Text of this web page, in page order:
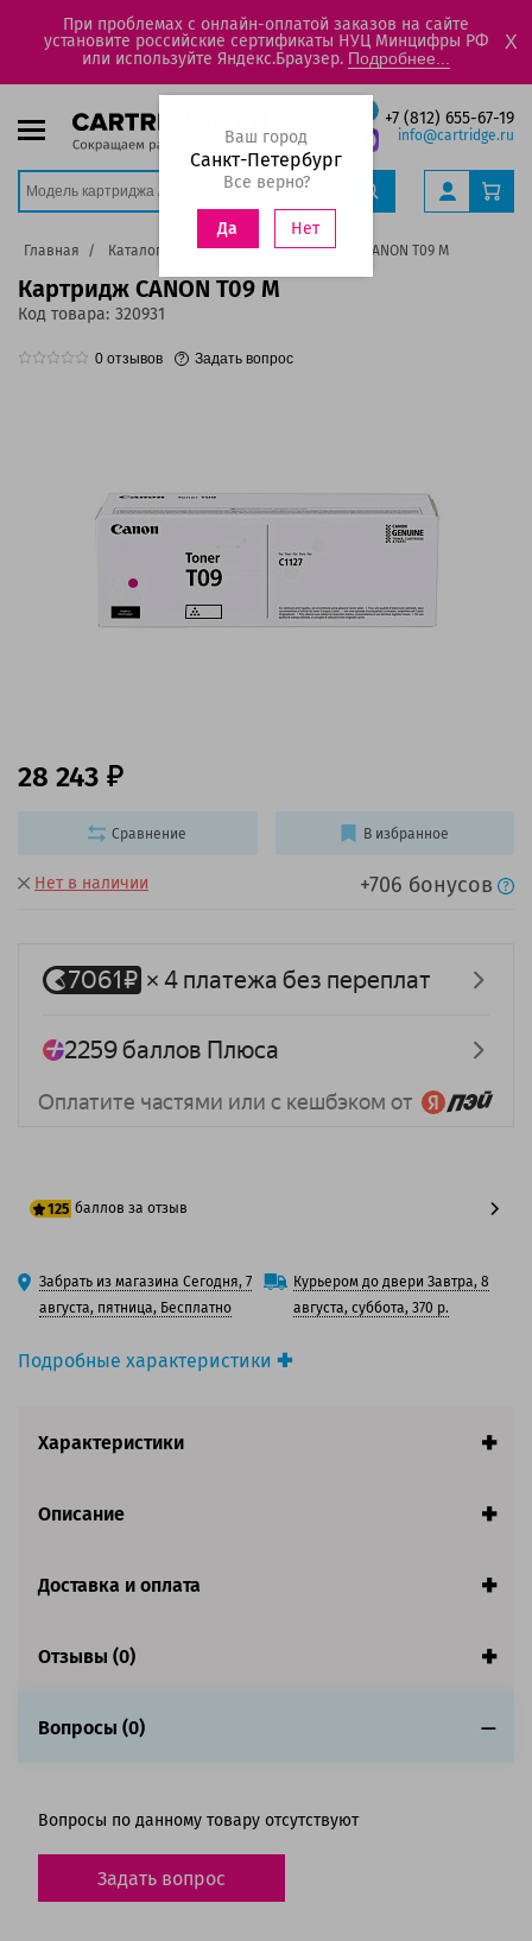
При проблемах с онлайн-оплатой заказов на сайте
установите российские сертификаты НУЦ Минцифры РФ
или используйте Яндекс.Браузер. Подробнее...
X
+7 (812) 655-67-19
info@cartridge.ru
Ваш город
Санкт-Петербург
Все верно?
Да Нет
Главная Каталог Картриджи Картридж CANON T09 M
Картридж CANON T09 M
Код товара: 320931
0 отзывов Задать вопрос
Подробные характеристики
Вид товара:Картридж лазерный
Ресурс:5 900 страниц формата A4 при 5%
Совместим с аппаратами
Нет в наличии +706 бонусов
28 243
125 баллов за отзыв
100 баллов
125 баллов
Забрать из магазина Сегодня, 7
августа, пятница, Бесплатно
Курьером до двери Завтра, 8
августа, суббота, 370 р.
Сравнение В избранное
Характеристики
Описание
Доставка и оплата
Отзывы (0)
Вопросы (0)
Вопросы по данному товару отсутствуют
Задать вопрос